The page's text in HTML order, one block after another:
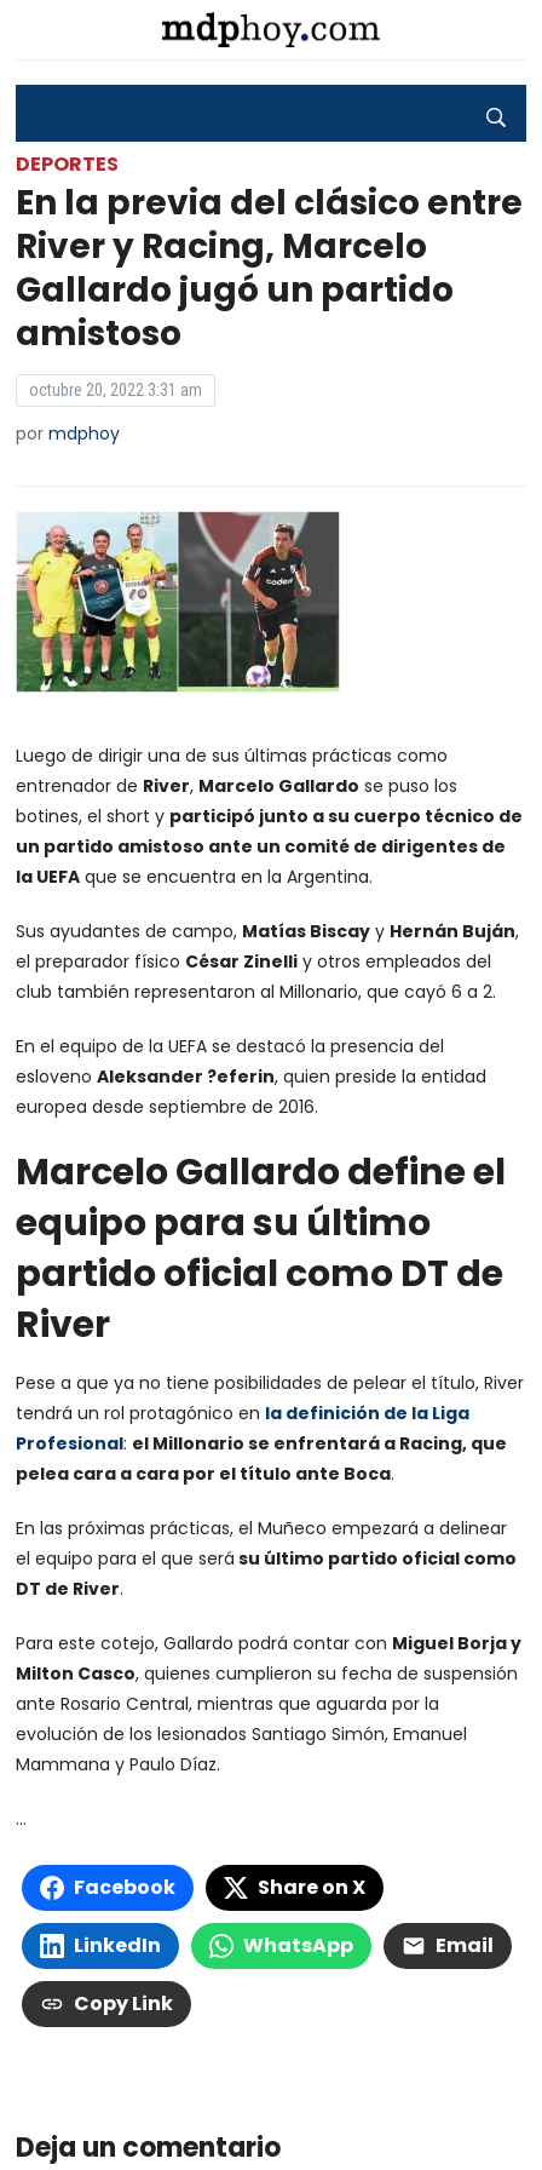
DEPORTES
En la previa del clásico entre
River y Racing, Marcelo
Gallardo jugó un partido
amistoso
octubre 20, 2022 3:31 am
pormdphoy
Luego de dirigir una de sus últimas prácticas como
entrenador de River, Marcelo Gallardo se puso los
botines, el short y participó junto a su cuerpo técnico de
un partido amistoso ante un comité de dirigentes de
la UEFA que se encuentra en la Argentina.
Sus ayudantes de campo, Matías Biscay y Hernán Buján,
el preparador físico César Zinelli y otros empleados del
club también representaron al Millonario, que cayó 6 a 2.
En el equipo de la UEFA se destacó la presencia del
eslovenoAleksander ?eferin, quien preside la entidad
europea desde septiembre de 2016.
Marcelo Gallardo define el
equipo para su último
partido oficial como DT de
River
Pese a que ya no tiene posibilidades de pelear el título, River
tendrá un rol protagónico en la definición de la Liga
Profesional: el Millonario se enfrentará a Racing, que
pelea cara a cara por el título ante Boca.
En las próximas prácticas, el Muñeco empezará a delinear
el equipo para el que será su último partido oficial como
DT de River.
Para este cotejo, Gallardo podrá contar con Miguel Borja y
Milton Casco, quienes cumplieron su fecha de suspensión
ante Rosario Central, mientras que aguarda por la
evolución de los lesionados Santiago Simón, Emanuel
Mammana y Paulo Díaz.
…
Facebook Share on X
LinkedIn WhatsApp Email
Copy Link
Deja un comentario